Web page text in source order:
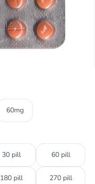
60mg
30 pill 60 pill
180 pill 270 pill